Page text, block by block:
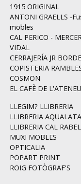
1915 ORIGINAL
ANTONI GRAELLS -
mobles
CAL PERICO -
VIDAL
CERRAJERÍA JR
COPISTERIA
COSMON
EL CAFÈ DE L'ATENEU
LLEGIM? LLIBRERIA
LLIBRERIA AQUALATA
LLIBRERIA CAL
MUXI MOBLES
OPTICALIA
POPART PRINT
ROIG FOTÒGRAF'S